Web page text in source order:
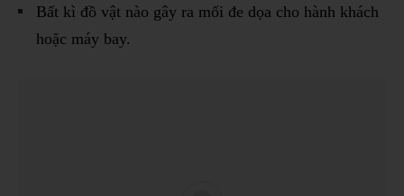
Bất kì đồ vật nào gây ra mối đe dọa cho hành khách
hoặc máy bay.